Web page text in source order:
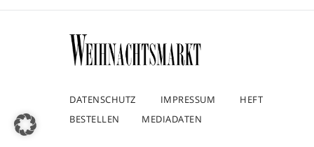
DATENSCHUTZ IMPRESSUM
HEFT
BESTELLEN
MEDIADATEN